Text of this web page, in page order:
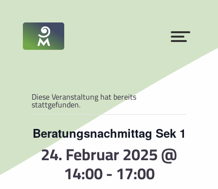
Diese Veranstaltung hat bereits
stattgefunden.
Beratungsnachmittag Sek 1
24. Februar 2025 @
14:00-17:00